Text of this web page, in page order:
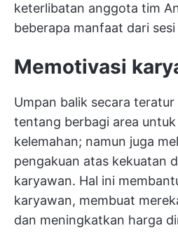
keterlibatan anggota tim
beberapa manfaat dari
Memotivasi
Umpan balik secara
tentang berbagi area
kelemahan; namun juga
pengakuan atas kekuatan
karyawan. Hal ini
karyawan, membuat
dan meningkatkan harga